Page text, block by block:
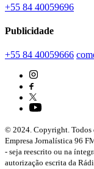
+55 84 40059696
Publicidade
+55 84 40059666
© 2024. Copyright. Todos
Empresa Jornalística 96
- seja reescrito ou na
autorização escrita da